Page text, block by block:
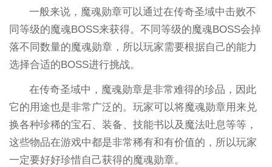
一般来说，魔魂勋章可以通过在传奇圣域中击败不
同等级的魔魂BOSS来获得。不同等级的魔魂BOSS会掉
落不同数量的魔魂勋章，所以玩家需要根据自己的能力
选择合适的BOSS进行挑战。
在传奇圣域中，魔魂勋章是非常难得的珍品，因此
它的用途也是非常广泛的。玩家可以将魔魂勋章用来兑
换各种珍稀的宝石、装备、技能书以及魔法吐息等等，
这些物品在游戏中都是非常稀有和有价值的，所以玩家
一定要好好珍惜自己获得的魔魂勋章。